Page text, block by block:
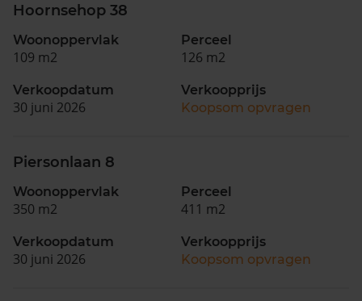
Hoornsehop 38
Woonoppervlak
109 m2
Perceel
126 m2
Verkoopdatum
30 juni 2026
Verkoopprijs
Koopsom opvragen
Piersonlaan 8
Woonoppervlak
350 m2
Perceel
411 m2
Verkoopdatum
30 juni 2026
Verkoopprijs
Koopsom opvragen